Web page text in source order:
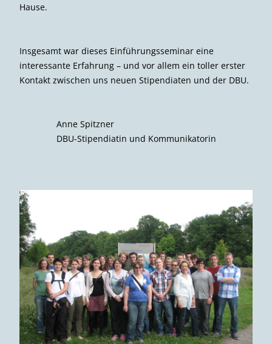
Hause.
Insgesamt war dieses Einführungsseminar eine
interessante Erfahrung – und vor allem ein toller erster
Kontakt zwischen uns neuen Stipendiaten und der DBU.
Anne Spitzner
DBU-Stipendiatin und Kommunikatorin